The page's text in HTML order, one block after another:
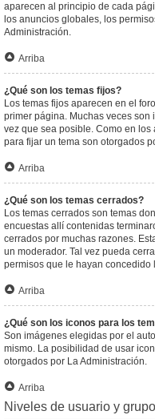
aparecen al principio de cada
los anuncios globales, los
Administración.
Arriba
¿Qué son los temas fijos?
Los temas fijos aparecen en el
primer página. Muchas veces
vez que sea posible. Como en
para fijar un tema son otorgados
Arriba
¿Qué son los temas cerrados?
Los temas cerrados son temas
encuestas allí contenidas
cerrados por muchas razones.
un moderador. Tal vez pueda
permisos que le hayan concedido
Arriba
¿Qué son los iconos para los
Son imágenes elegidas por el
mismo. La posibilidad de usar
otorgados por La Administración.
Arriba
Niveles de usuario y